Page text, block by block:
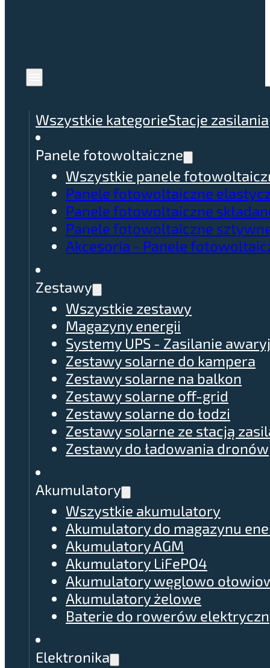
Wszystkie kategorieStacje zasilania
Panele fotowoltaiczne
Wszystkie panele
Panele fotowoltaiczne
Panele fotowoltaiczne
Panele fotowoltaiczne
Akcesoria - Panele
Zestawy
Wszystkie zestawy
Magazyny energii
Systemy UPS - Zasilanie
Zestawy solarne do kampera
Zestawy solarne na balkon
Zestawy solarne off-grid
Zestawy solarne do łodzi
Zestawy solarne ze stacją
Zestawy do ładowania dronów
Akumulatory
Wszystkie akumulatory
Akumulatory do magazynu
Akumulatory AGM
Akumulatory LiFePO4
Akumulatory węglowo
Akumulatory żelowe
Baterie do rowerów
Elektronika